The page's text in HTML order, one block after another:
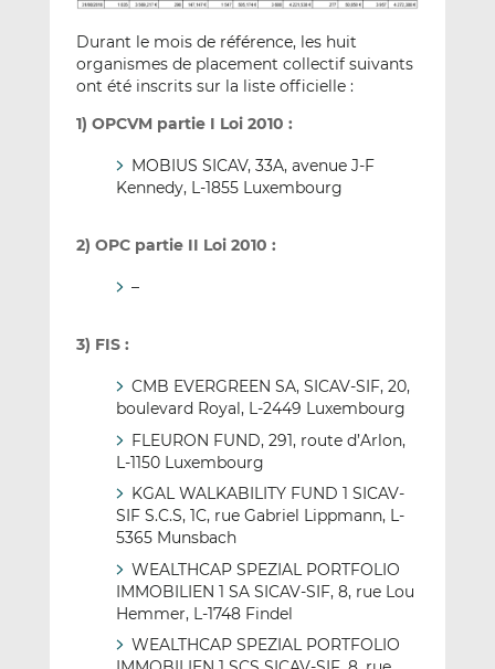
Durant le mois de référence, les huit
organismes de placement collectif suivants
ont été inscrits sur la liste officielle :
1) OPCVM partie I Loi 2010 :
MOBIUS SICAV, 33A, avenue J-F
Kennedy, L-1855 Luxembourg
2) OPC partie II Loi 2010 :
–
3) FIS :
CMB EVERGREEN SA, SICAV-SIF, 20,
boulevard Royal, L-2449 Luxembourg
FLEURON FUND, 291, route d’Arlon,
L-1150 Luxembourg
KGAL WALKABILITY FUND 1 SICAV-
SIF S.C.S, 1C, rue Gabriel Lippmann, L-
5365 Munsbach
WEALTHCAP SPEZIAL PORTFOLIO
IMMOBILIEN 1 SA SICAV-SIF, 8, rue Lou
Hemmer, L-1748 Findel
WEALTHCAP SPEZIAL PORTFOLIO